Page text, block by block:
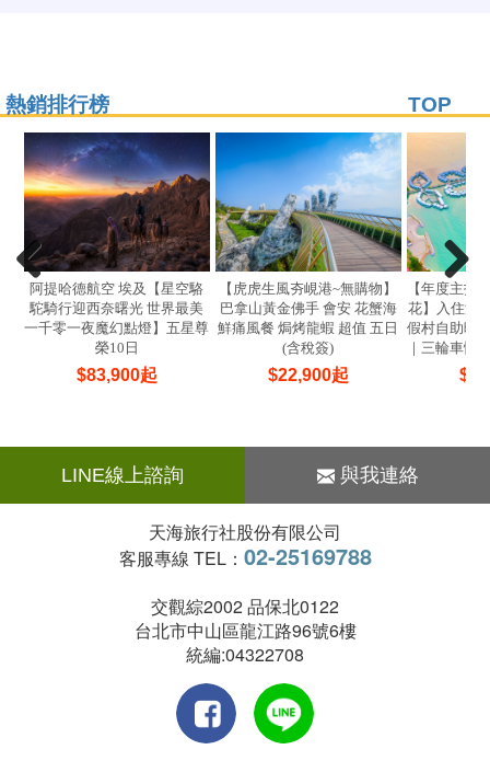
熱銷排行榜 TOP
阿提哈德航空 埃及【星空駱
駝騎行迎西奈曙光 世界最美
一千零一夜魔幻點燈】五星尊
榮10日
$83,900起
【虎虎生風夯峴港~無購物】
巴拿山黃金佛手 會安 花蟹海
鮮痛風餐 焗烤龍蝦 超值 五日
(含稅簽)
$22,900起
【年度主打
花】入住泳
假村自助晚
｜三輪車慢
$
LINE線上諮詢 與我連絡
天海旅行社股份有限公司
客服專線 TEL： 02-25169788
交觀綜2002 品保北0122
台北市中山區龍江路96號6樓
統編:04322708